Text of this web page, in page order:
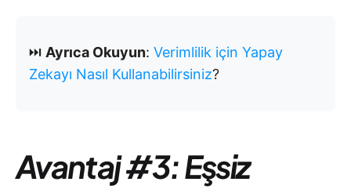
⏭️ Ayrıca Okuyun: Verimlilik için Yapay
Zekayı Nasıl Kullanabilirsiniz?
Avantaj #3: Eşsiz